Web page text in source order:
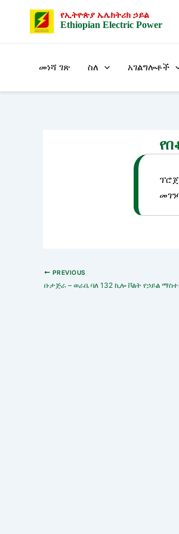
የኢትዮጵያ ኤሌክትሪክ ኃይል
Ethiopian Electric Power
መነሻ ገጽ ስለ አገልግሎቶች
Post
navigation
PREVIOUS
ቡታጅራ – ወራቤ ባለ 132 ኪሎ ቮልት የኃይል